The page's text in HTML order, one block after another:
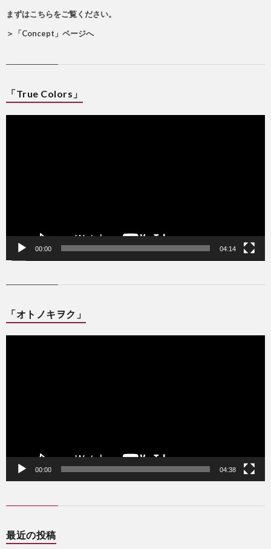
まずはこちらをご覧ください。
＞
「Concept」ページへ
「True Colors」
動
00:00 04:14
「オトノキヲク」
動
00:00 04:38
最近の投稿